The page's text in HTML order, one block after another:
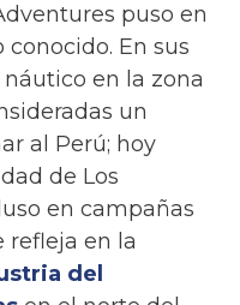
puso en
En sus
en la zona
un
al Perú; hoy
de Los
en campañas
refleja en la
del